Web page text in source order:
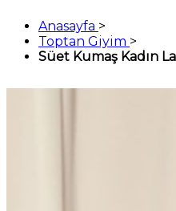
Anasayfa >
Toptan Giyim >
Süet Kumaş Kadın